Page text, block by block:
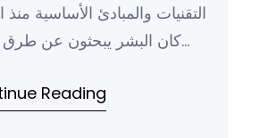
التقنيات والمبادئ الأساسية منذ
كان البشر يبحثون عن طرق
Reading